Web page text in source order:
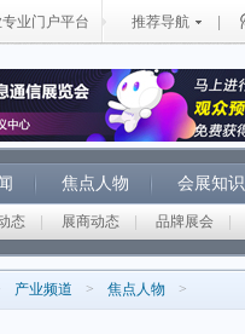
业门户平台 推荐导航
焦点人物 会展知识
态 展商动态 品牌展会
产业频道 > 焦点人物 >